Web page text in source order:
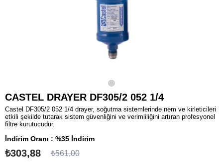
CASTEL DRAYER DF305/2 052 1/4
Castel DF305/2 052 1/4 drayer, soğutma sistemlerinde nem ve kirleticileri
etkili şekilde tutarak sistem güvenliğini ve verimliliğini artıran profesyonel
filtre kurutucudur.
İndirim Oranı : %35 İndirim
₺561,00
₺303,88